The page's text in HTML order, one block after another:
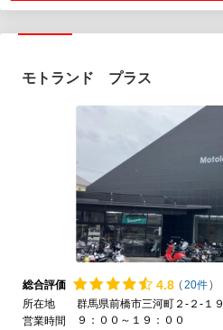
モトランド プラス
総合評価 4.8 (20件)
所在地
群馬県前橋市三河町２-２-１９
営業時間
９：００～１９：００